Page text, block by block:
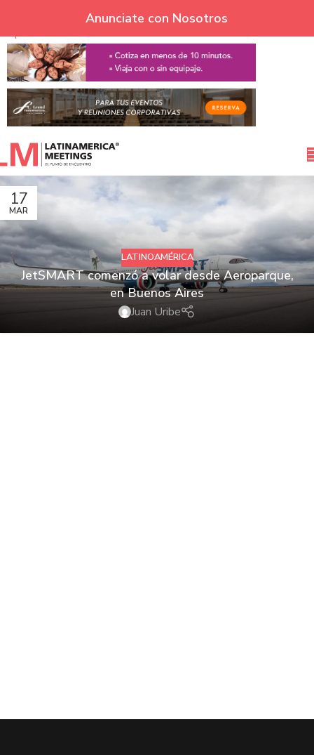
Skip to navigation
Skip to main content
Anunciate con Nosotros
17
MAR
LATINOAMÉRICA
JetSMART comenzó a volar desde Aeroparque,
en Buenos Aires
Juan Uribe